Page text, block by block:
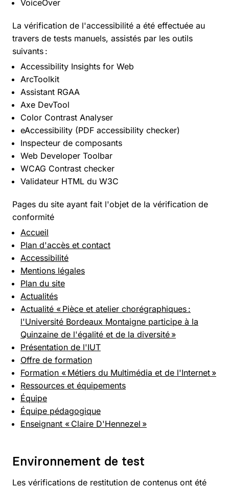
VoiceOver
La vérification de l'accessibilité a été effectuée au
travers de tests manuels, assistés par les outils
suivants :
Accessibility Insights for Web
ArcToolkit
Assistant RGAA
Axe DevTool
Color Contrast Analyser
eAccessibility (PDF accessibility checker)
Inspecteur de composants
Web Developer Toolbar
WCAG Contrast checker
Validateur HTML du W3C
Pages du site ayant fait l'objet de la vérification de
conformité
Accueil
Plan d'accès et contact
Accessibilité
Mentions légales
Plan du site
Actualités
Actualité « Pièce et atelier chorégraphiques :
l'Université Bordeaux Montaigne participe à la
Quinzaine de l'égalité et de la diversité »
Présentation de l'IUT
Offre de formation
Formation « Métiers du Multimédia et de l'Internet »
Ressources et équipements
Équipe
Équipe pédagogique
Enseignant « Claire D'Hennezel »
Environnement de test
Les vérifications de restitution de contenus ont été